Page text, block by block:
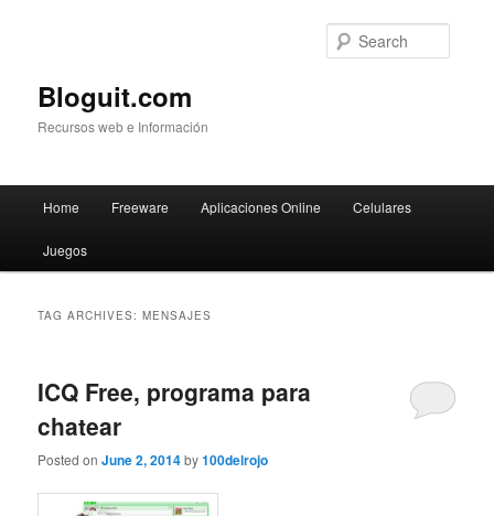
Bloguit.com
Recursos web e Información
Skip
to
Skip
to
Home Freeware Aplicaciones Online Celulares
Juegos
TAG ARCHIVES:MENSAJES
ICQ Free, programa para
chatear
Posted onJune 2, 2014by100delrojo